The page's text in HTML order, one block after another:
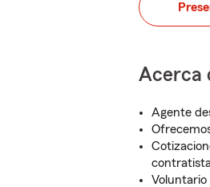
Acerca
Agente
Voluntario